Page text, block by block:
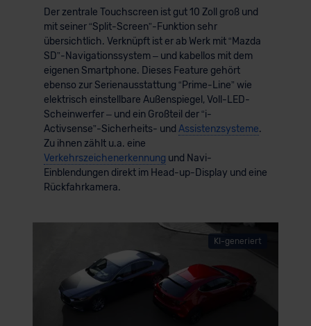
Der zentrale Touchscreen ist gut 10 Zoll groß und
mit seiner “Split-Screen”-Funktion sehr
übersichtlich. Verknüpft ist er ab Werk mit “Mazda
SD”-Navigationssystem – und kabellos mit dem
eigenen Smartphone. Dieses Feature gehört
ebenso zur Serienausstattung “Prime-Line” wie
elektrisch einstellbare Außenspiegel, Voll-LED-
Scheinwerfer – und ein Großteil der “i-
Activsense”-Sicherheits- und Assistenzsysteme.
Zu ihnen zählt u.a. eine
Verkehrszeichenerkennung und Navi-
Einblendungen direkt im Head-up-Display und eine
Rückfahrkamera.
KI-generiert